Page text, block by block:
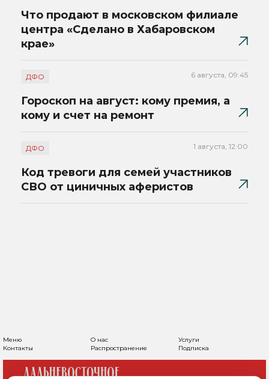
Что продают в московском филиале
центра «Сделано в Хабаровском
крае»
ДФО 6 августа, 09:45
Гороскоп на август: кому премия, а
кому и счет на ремонт
ДФО 1 августа, 12:00
Код тревоги для семей участников
СВО от циничных аферистов
Меню О нас
Услуги
Контакты
Распространение Подписка